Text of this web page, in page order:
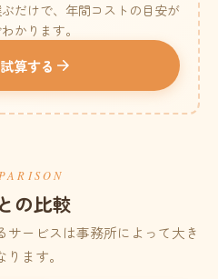
だけで、年間コストの目安が
かります。
算する
の比較
サービスは事務所によって大き
ります。